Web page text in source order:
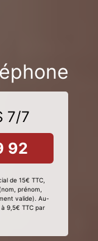
7/7
92
de 15€ TTC,
prénom,
valide). Au-
9,5€ TTC par